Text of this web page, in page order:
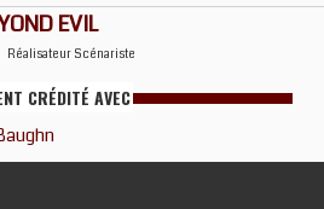
EVIL
Réalisateur Scénariste
CRÉDITÉ AVEC